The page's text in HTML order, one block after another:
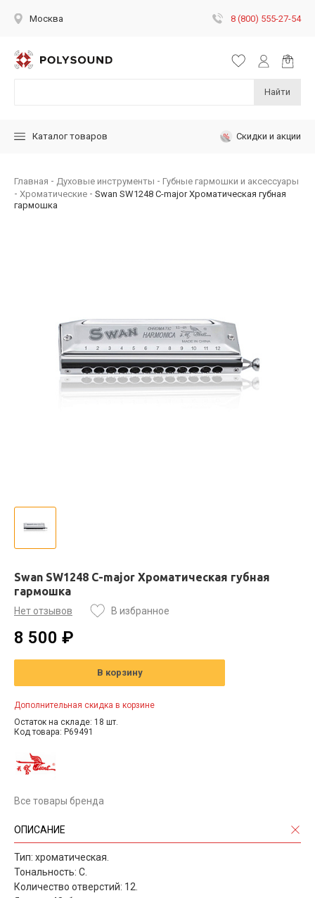
Москва 8 (800) 555-27-54
Найти
Каталог товаров Скидки и акции
Главная Духовые инструменты
Губные гармошки и аксессуары
Хроматические
Swan SW1248 C-major Хроматическая губная
гармошка
Swan SW1248 C-major Хроматическая губная
гармошка
Нет отзывов В избранное
8 500 ₽
В корзину
Дополнительная скидка в корзине
Остаток на складе: 18 шт.
Код товара: P69491
Все товары бренда
ОПИСАНИЕ
Тип: хроматическая.
Тональность: С.
Количество отверстий: 12.